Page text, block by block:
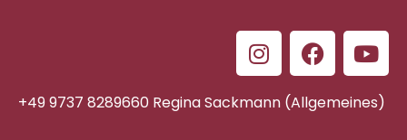
+49 9737 8289660 Regina Sackmann (Allgemeines)